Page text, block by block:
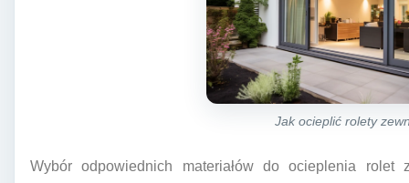
Jak ocieplić rolety
Wybór odpowiednich materiałów do ocieplenia rolet